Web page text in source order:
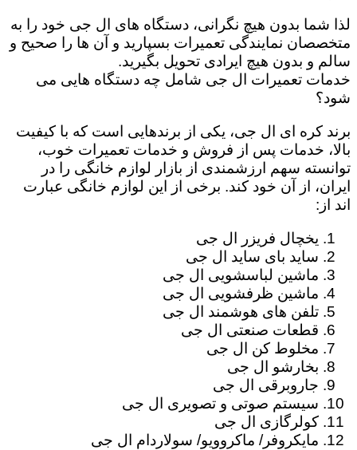
لذا شما بدون هیچ نگرانی، دستگاه های ال جی خود را به
متخصصان نمایندگی تعمیرات بسپارید و آن ها را صحیح و
سالم و بدون هیچ ایرادی تحویل بگیرید.
خدمات تعمیرات ال جی شامل چه دستگاه هایی می
شود؟
برند کره ای ال جی، یکی از برندهایی است که با کیفیت
بالا، خدمات پس از فروش و خدمات تعمیرات خوب،
توانسته سهم ارزشمندی از بازار لوازم خانگی را در
ایران، از آن خود کند. برخی از این لوازم خانگی عبارت
اند از:
یخچال فریزر ال جی
ساید بای ساید ال جی
ماشین لباسشویی ال جی
ماشین ظرفشویی ال جی
تلفن های هوشمند ال جی
قطعات صنعتی ال جی
مخلوط کن ال جی
بخارشو ال جی
جاروبرقی ال جی
سیستم صوتی و تصویری ال جی
کولرگازی ال جی
مایکروفر/ ماکروویو/ سولاردام ال جی